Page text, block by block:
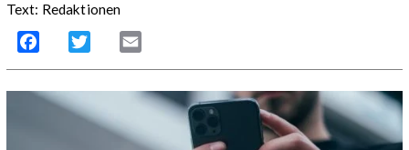
Text: Redaktionen
Facebook Twitter